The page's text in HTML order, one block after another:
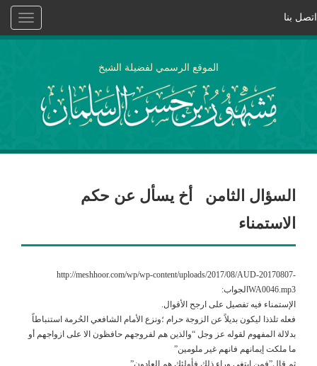
Toggle
اتصل بنا
الموقع الرسمي لفضيلة الشيخ
السؤال الثامن أخ يسأل عن حكم
الاستمناء
http://meshhoor.com/wp/wp-content/uploads/2017/08/AUD-20170807-
WA0046.mp3الجواب:
الإستمناء فيه تفصيل على ارجح الأقوال.
فعله تلذذا ليكون بديلاً عن الزوجة حرام ؛ونزع الأمام الشافعي الحُرمة استنباطاً
بدلالة المفهوم لقوله عز وجل “والذين هم لفروجهم حافظون الا على ازواجهم أو
ما ملكت إيمانهم فانهم غير ملومين”
ثم قال”فمن ابتغى وراء ذلك فأولئك هم العادون”